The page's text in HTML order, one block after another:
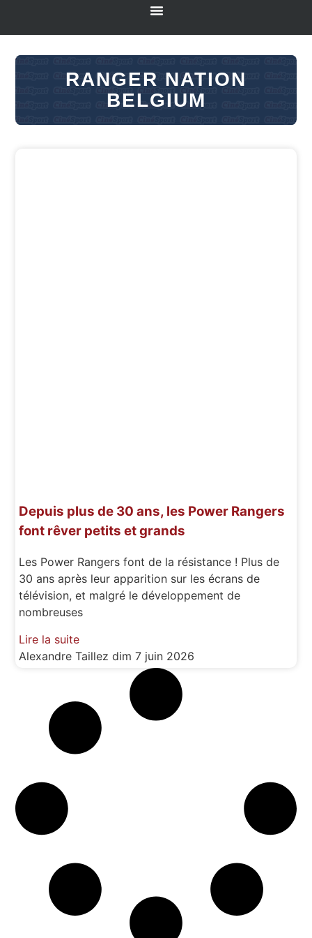
RANGER NATION
BELGIUM
Depuis plus de 30 ans, les Power Rangers
font rêver petits et grands
Les Power Rangers font de la résistance ! Plus de
30 ans après leur apparition sur les écrans de
télévision, et malgré le développement de
nombreuses
Lire la suite
Alexandre Taillezdim 7 juin 2026